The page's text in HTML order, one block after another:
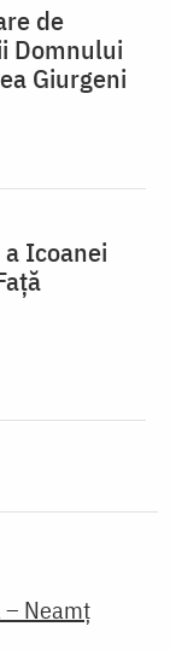
de
Domnului
Giurgeni
Icoanei
Neamț